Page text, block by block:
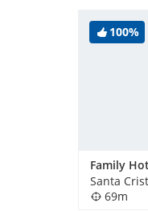
100%
Family
69m